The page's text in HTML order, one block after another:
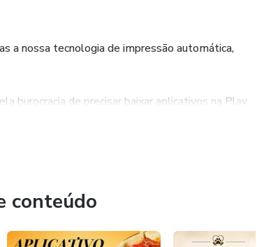
a nossa tecnologia de impressão automática,
burocracia de precisar baixar aplicativos na Play
app no celular, ou se preferir, usar apenas o
conteúdo